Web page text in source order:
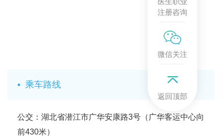
• 乘车路线
公交：湖北省潜江市广华安康路3号（广华客运中心向
前430米）
注册咨询
微信关注
返回顶部